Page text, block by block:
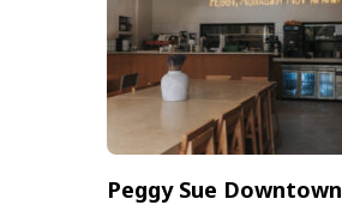
Peggy Sue Downtown